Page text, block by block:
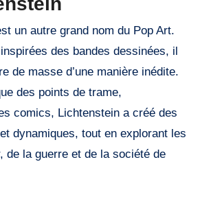
un autre grand nom du Pop Art.
des bandes dessinées, il
de masse d’une manière inédite.
des points de trame,
comics, Lichtenstein a créé des
dynamiques, tout en explorant les
de la guerre et de la société de